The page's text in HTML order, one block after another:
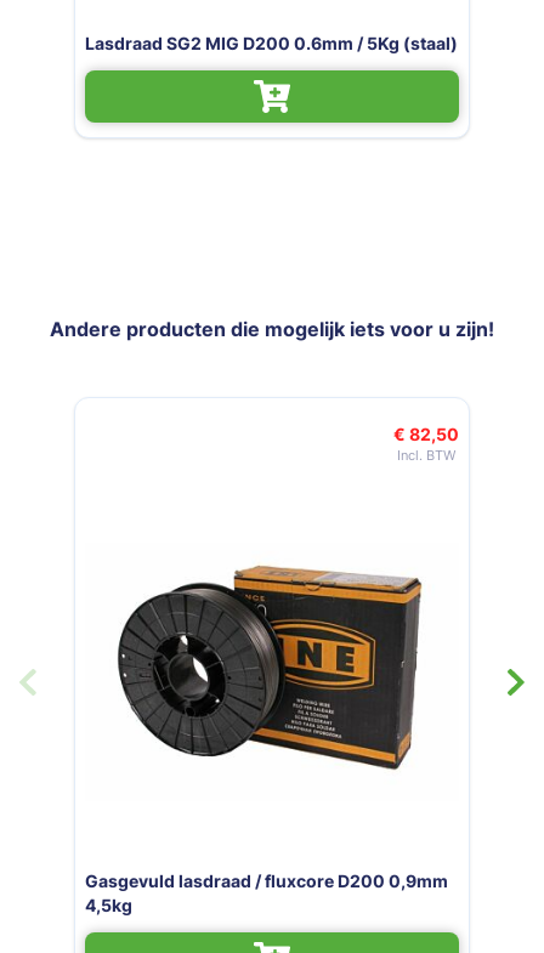
Lasdraad SG2 MIG D200 0.8mm / 5Kg
Andere producten die mogelijk iets voor u zijn!
Navigeren door de elementen van de carrousel is mogelijk met
Druk om carrousel over te slaan
Druk op om naar carrouselnavigatie te gaan